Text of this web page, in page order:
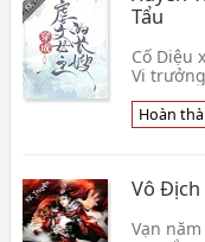
Tẩu
Cố Diệu
Vi
bạch
Hoàn
Vô Địch
Vạn